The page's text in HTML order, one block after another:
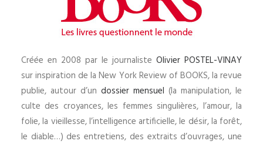
Créée en 2008 par le journaliste Olivier POSTEL-VINAY
sur inspiration de la New York Review of BOOKS, la revue
publie, autour d’un dossier mensuel (la manipulation, le
culte des croyances, les femmes singulières, l’amour, la
folie, la vieillesse, l’intelligence artificielle, le désir, la forêt,
le diable…) des entretiens, des extraits d’ouvrages, une